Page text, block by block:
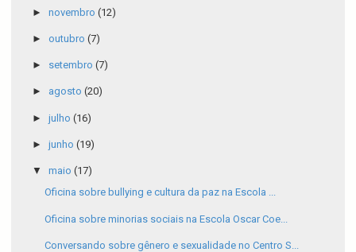
► novembro (12)
► outubro (7)
► setembro (7)
► agosto (20)
► julho (16)
► junho (19)
▼ maio (17)
Oficina sobre bullying e cultura da paz na Escola ...
Oficina sobre minorias sociais na Escola Oscar Coe...
Conversando sobre gênero e sexualidade no Centro S...